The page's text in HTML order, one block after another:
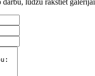
darbu, lūdzu rakstiet galerijai